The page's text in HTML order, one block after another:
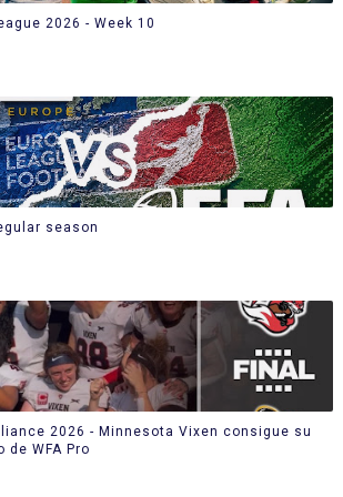
2026 - Week 10
season
2026 - Minnesota Vixen consigue su
WFA Pro